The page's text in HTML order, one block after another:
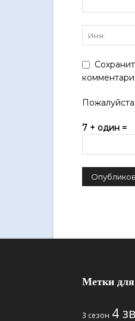
7 + один =
Метки для
3 сезон 4